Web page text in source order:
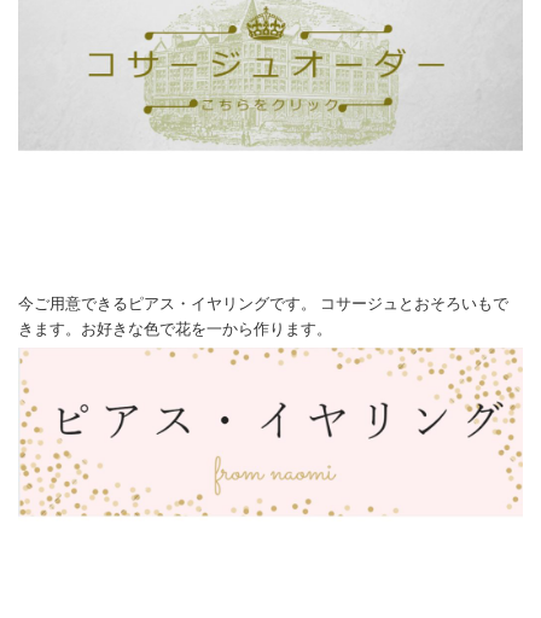
今ご用意できるピアス・イヤリングです。 コサージュとおそろいもで
きます。お好きな色で花を一から作ります。